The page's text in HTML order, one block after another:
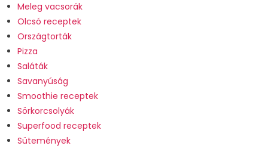
Meleg vacsorák
Olcsó receptek
Országtorták
Pizza
Saláták
Savanyúság
Smoothie receptek
Sörkorcsolyák
Superfood receptek
Sütemények